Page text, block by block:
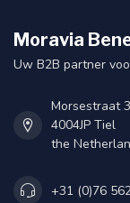
Moravia
Uw B2B partner
Morsestraat
4004JP Tiel
the
+31 (0)76